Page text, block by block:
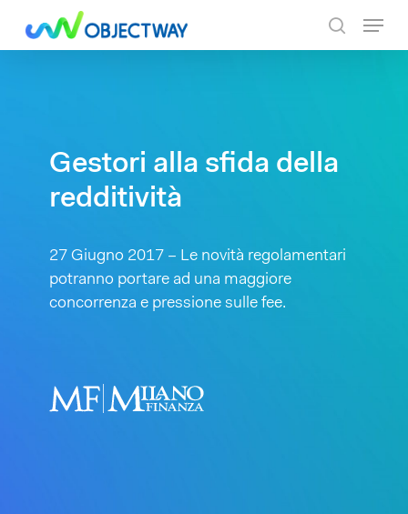
Gestori alla sfida della
redditività
27 Giugno 2017 – Le novità regolamentari
potranno portare ad una maggiore
concorrenza e pressione sulle fee.